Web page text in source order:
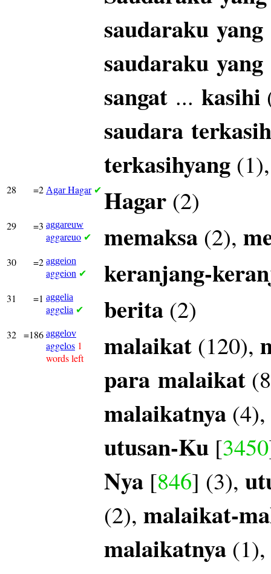
saudaraku yang
saudaraku yang
sangat ... kasihi
saudara terkasih
terkasihyang
28 =2 AgarHagar ✔ Hagar (2)
29 =3 aggareuw
aggareuo ✔ memaksa (2),
30 =2 aggeion
aggeion ✔ keranjang-
31 =1 aggelia
aggelia ✔ berita (2)
32 =186 aggelov
aggelos 1
words left
malaikat (120),
para malaikat
malaikatnya (4),
utusan-Ku [3450
Nya [846] (3),
(2), malaikat-
malaikatnya (1),